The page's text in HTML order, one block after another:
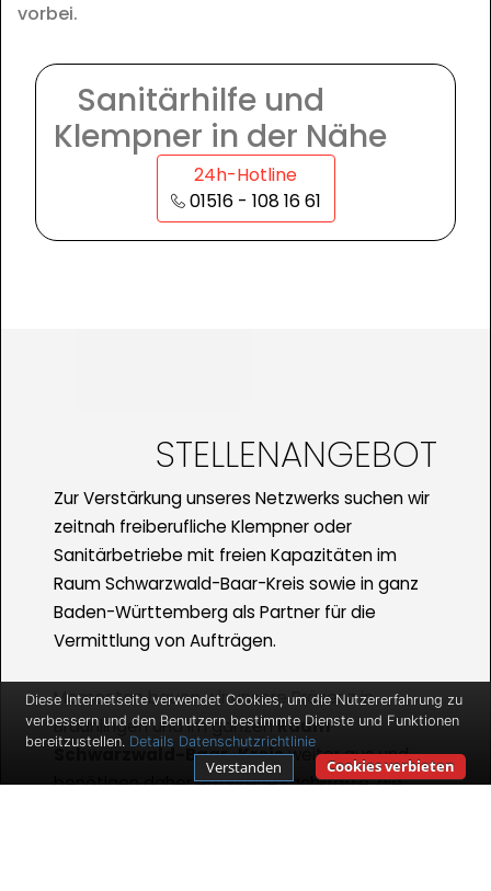
vorbei.
Sanitärhilfe und
Klempner in der Nähe
24h-Hotline
01516 - 108 16 61
STELLENANGEBOT
Zur Verstärkung unseres Netzwerks suchen wir
zeitnah freiberufliche Klempner oder
Sanitärbetriebe mit freien Kapazitäten im
Raum Schwarzwald-Baar-Kreis sowie in ganz
Baden-Württemberg als Partner für die
Vermittlung von Aufträgen.
Momentan bauen wir unsere Präsenz in
Bräunlingen und im ganzenRaum
Schwarzwald-Baar-Kreisweiter aus und
benötigen daher erfahrene Fachkräfte, die
Diese Internetseite verwendet Cookies, um die Nutzererfahrung zu
verbessern und den Benutzern bestimmte Dienste und Funktionen
bereitzustellen. Details Datenschutzrichtlinie
Cookies verbieten
Verstanden